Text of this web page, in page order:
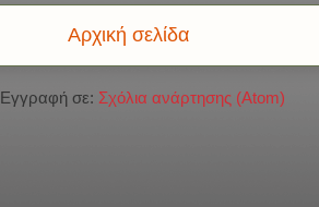
Αρχική σελίδα
Εγγραφή σε: Σχόλια ανάρτησης (Atom)